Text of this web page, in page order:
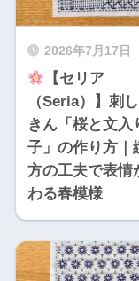
2026年7月17日
【セリア
（Seria）】刺
きん「桜と文入
子」の作り方｜
方の工夫で表情
わる春模様